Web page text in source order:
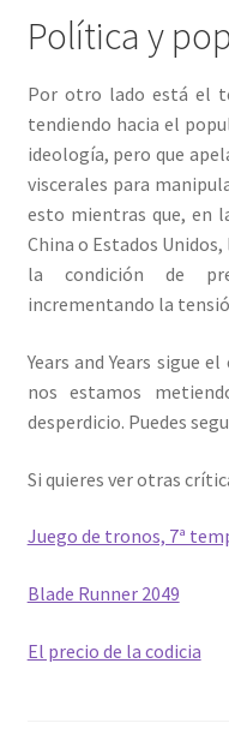
Política y
Por otro lado está el
tendiendo hacia el
ideología, pero que
viscerales para
esto mientras que, en
China o Estados
la condición de
incrementando la
Years and Years sigue
nos estamos
desperdicio. Puedes
Si quieres ver otras
Juego de tronos, 7ª
Blade Runner 2049
El precio de la codicia